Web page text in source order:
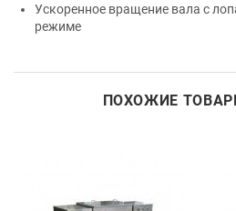
Ускоренное вращение вала с
режиме
ПОХОЖИЕ